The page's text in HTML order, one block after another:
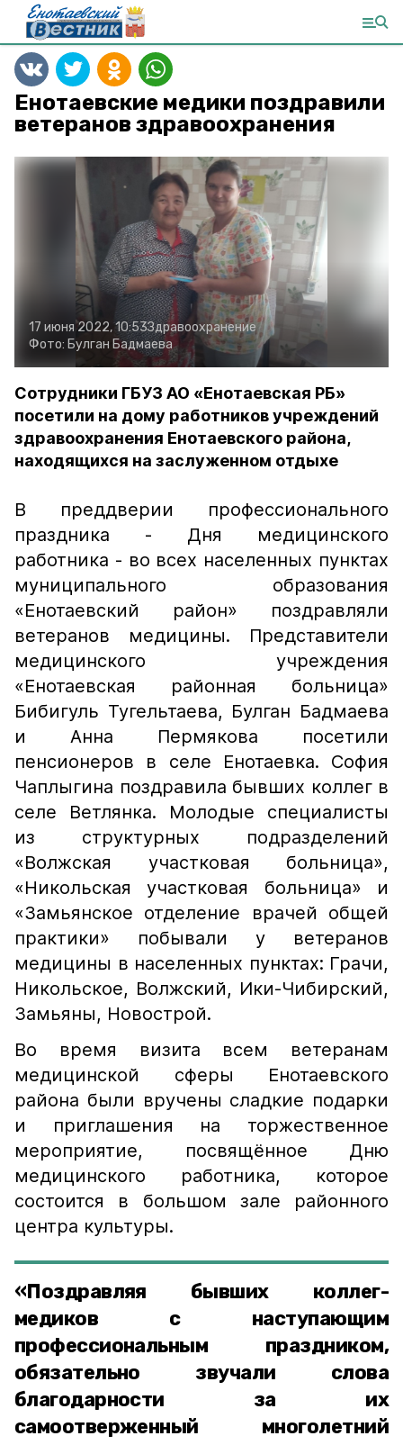
Енотаевские медики поздравили
ветеранов здравоохранения
17 июня 2022, 10:53Здравоохранение
Фото: Булган Бадмаева
Сотрудники ГБУЗ АО «Енотаевская РБ»
посетили на дому работников учреждений
здравоохранения Енотаевского района,
находящихся на заслуженном отдыхе
В преддверии профессионального
праздника - Дня медицинского
работника - во всех населенных пунктах
муниципального образования
«Енотаевский район» поздравляли
ветеранов медицины. Представители
медицинского учреждения
«Енотаевская районная больница»
Бибигуль Тугельтаева, Булган Бадмаева
и Анна Пермякова посетили
пенсионеров в селе Енотаевка. София
Чаплыгина поздравила бывших коллег в
селе Ветлянка. Молодые специалисты
из структурных подразделений
«Волжская участковая больница»,
«Никольская участковая больница» и
«Замьянское отделение врачей общей
практики» побывали у ветеранов
медицины в населенных пунктах: Грачи,
Никольское, Волжский, Ики-Чибирский,
Замьяны, Новострой.
Во время визита всем ветеранам
медицинской сферы Енотаевского
района были вручены сладкие подарки
и приглашения на торжественное
мероприятие, посвящённое Дню
медицинского работника, которое
состоится в большом зале районного
центра культуры.
«Поздравляя бывших коллег-
медиков с наступающим
профессиональным праздником,
обязательно звучали слова
благодарности за их
самоотверженный многолетний